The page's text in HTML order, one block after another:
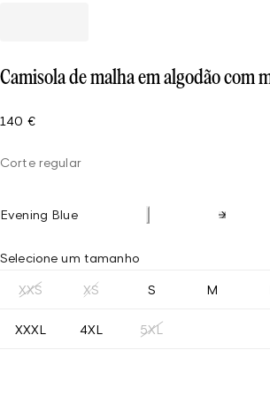
Camisola de malha em algodão com
140 €
Corte regular
Evening Blue
Selecione um tamanho
XXS XS S M
XXXL 4XL 5XL